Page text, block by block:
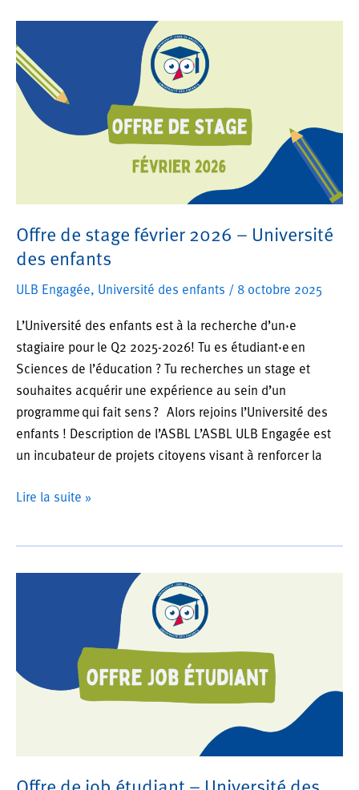
nous
faire
grandir
enfants
!
Offre de stage février 2026 – Université
des enfants
ULB Engagée, Université des enfants / 8 octobre 2025
L’Université des enfants est à la recherche d’un·e
stagiaire pour le Q2 2025-2026! Tu es étudiant·e en
Sciences de l’éducation ? Tu recherches un stage et
souhaites acquérir une expérience au sein d’un
programme qui fait sens ? Alors rejoins l’Université des
enfants ! Description de l’ASBL L’ASBL ULB Engagée est
un incubateur de projets citoyens visant à renforcer la
Offre
enfants
Lire la suite »